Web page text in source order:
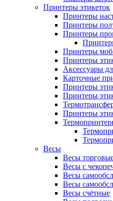
Принтеры этикеток
Принтеры
Принтеры
Принтеры
Принтеры
Принтеры
Аксессуары
Карточные
Принтеры
Принтеры
Принтеры
Весы
Весы
Весы с
Весы
Весы
Весы счётные